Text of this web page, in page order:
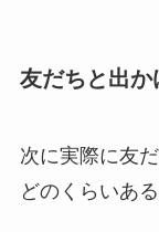
友だちと出
次に実際に友
どのくらいあ